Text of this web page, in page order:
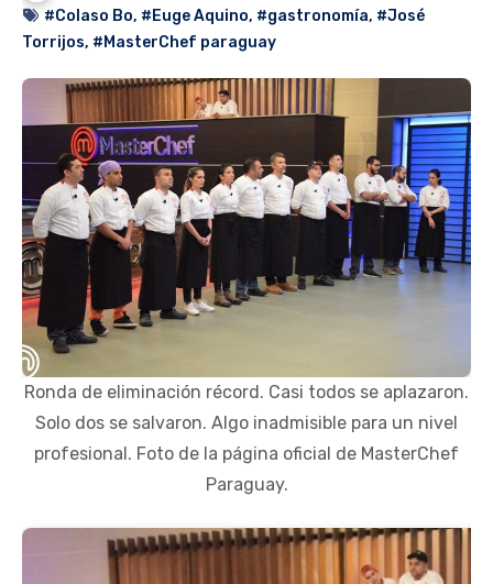
#Colaso Bo, #Euge Aquino, #gastronomía, #José
Torrijos, #MasterChef paraguay
Ronda de eliminación récord. Casi todos se aplazaron.
Solo dos se salvaron. Algo inadmisible para un nivel
profesional. Foto de la página oficial de MasterChef
Paraguay.